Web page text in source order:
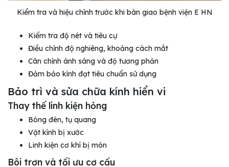
Kiểm tra và hiệu chỉnh trước khi bàn giao bệnh viện E HN
Kiểm tra độ nét và tiêu cự
Điều chỉnh độ nghiêng, khoảng cách mắt
Cân chỉnh ánh sáng và độ tương phản
Đảm bảo kính đạt tiêu chuẩn sử dụng
Bảo trì và sửa chữa kính hiển vi
Thay thế linh kiện hỏng
Bóng đèn, tụ quang
Vật kính bị xước
Linh kiện cơ khí bị mòn
Bôi trơn và tối ưu cơ cấu